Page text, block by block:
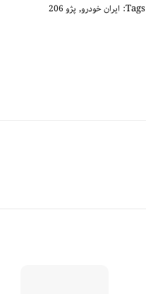
Tags: ایران خودرو, پژو 206